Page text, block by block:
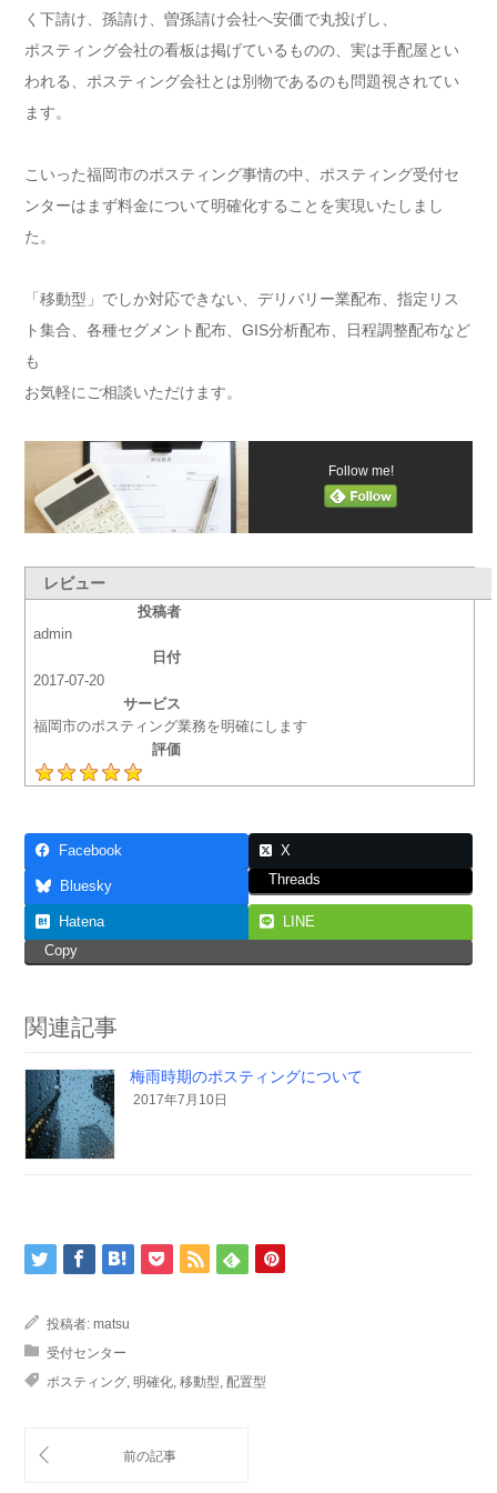
く下請け、孫請け、曽孫請け会社へ安価で丸投げし、
ポスティング会社の看板は掲げているものの、実は手配屋とい
われる、ポスティング会社とは別物であるのも問題視されてい
ます。
こいった福岡市のポスティング事情の中、ポスティング受付セ
ンターはまず料金について明確化することを実現いたしまし
た。
「移動型」でしか対応できない、デリバリー業配布、指定リス
ト集合、各種セグメント配布、GIS分析配布、日程調整配布など
も
お気軽にご相談いただけます。
Follow me!
レビュー
投稿者
admin
日付
2017-07-20
サービス
福岡市のポスティング業務を明確にします
評価
Facebook X
Bluesky Threads
Hatena
LINE
Copy
関連記事
梅雨時期のポスティングについて
2017年7月10日
投稿者: matsu
受付センター
ポスティング, 明確化, 移動型, 配置型